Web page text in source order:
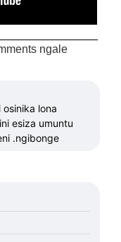
ngale
lona
esiza umuntu
.ngibonge